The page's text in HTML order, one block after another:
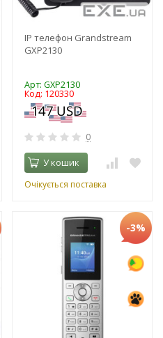
IP телефон Grandstream
GXP2130
Арт: GXP2130
Код: 120330
0
У кошик
Очікується поставка
-3%